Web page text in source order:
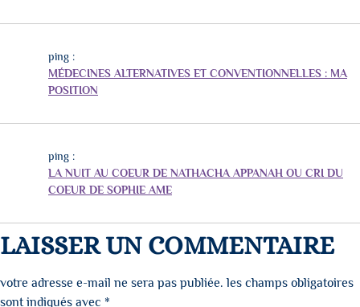
ping :
MÉDECINES ALTERNATIVES ET CONVENTIONNELLES : MA
POSITION
ping :
LA NUIT AU COEUR DE NATHACHA APPANAH OU CRI DU
COEUR DE SOPHIE AME
LAISSER UN COMMENTAIRE
votre adresse e-mail ne sera pas publiée. les champs obligatoires
sont indiqués avec *